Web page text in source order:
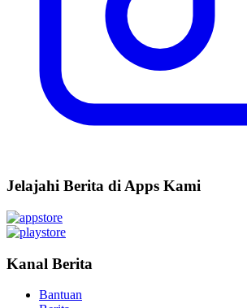
Jelajahi Berita di Apps Kami
Kanal Berita
Bantuan